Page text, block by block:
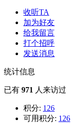
收听TA
加为好友
给我留言
打个招呼
发送消息
统计信息
已有 971 人来访过
积分: 126
可用积分: 126